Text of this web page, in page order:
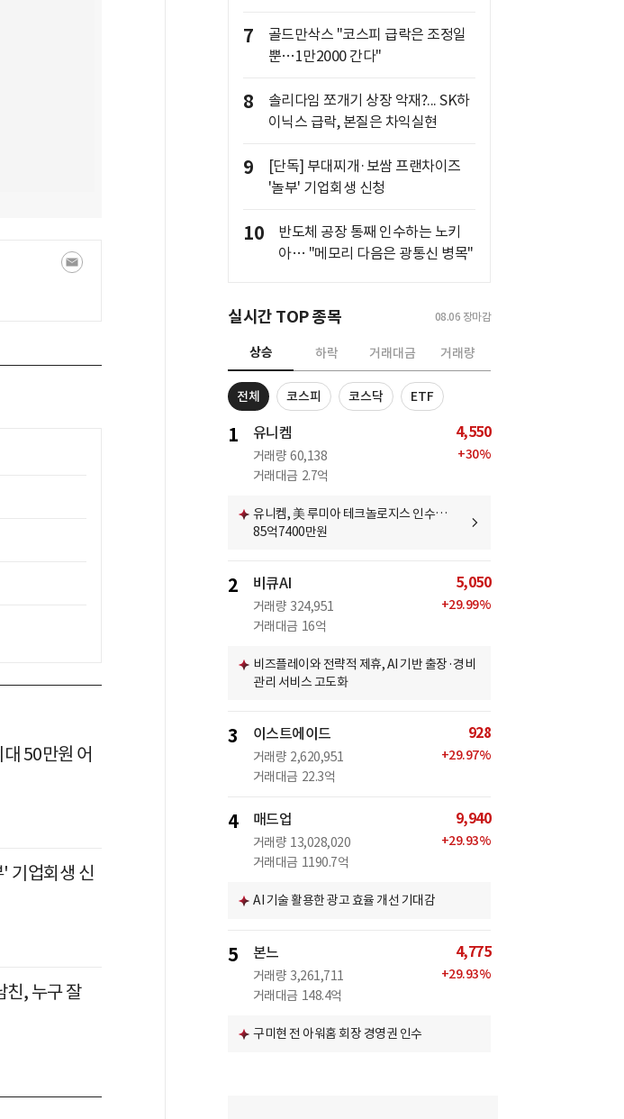
50만원 어
기업회생 신
친, 누구 잘
7
골드만삭스 "코스피 급락은 조정일
뿐…1만2000 간다"
8
솔리다임 쪼개기 상장 악재?... SK하
이닉스 급락, 본질은 차익실현
9
[단독] 부대찌개·보쌈 프랜차이즈
'놀부' 기업회생 신청
10
반도체 공장 통째 인수하는 노키
아… "메모리 다음은 광통신 병목"
실시간 TOP 종목 08.06 장마감
상승 하락 거래대금 거래량
전체 코스피 코스닥 ETF
1 유니켐
거래량 60,138
거래대금 2.7억
4,550
+30%
유니켐, 美 루미아 테크놀로지스 인수…
85억7400만원
2 비큐AI
거래량 324,951
거래대금 16억
5,050
+29.99%
비즈플레이와 전략적 제휴, AI 기반 출장·경비
관리 서비스 고도화
3 이스트에이드
거래량 2,620,951
거래대금 22.3억
928
+29.97%
4 매드업
거래량 13,028,020
거래대금 1190.7억
9,940
+29.93%
AI 기술 활용한 광고 효율 개선 기대감
5 본느
거래량 3,261,711
거래대금 148.4억
4,775
+29.93%
구미현 전 아워홈 회장 경영권 인수